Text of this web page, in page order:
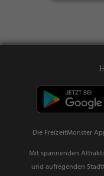
Die FreizeitMonster
Mit spannenden
und aufregenden